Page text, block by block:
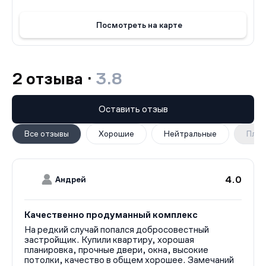
Посмотреть на карте
2 отзыва · 3.8
Все отзывы Хорошие Нейтральные
Оставить отзыв
Андрей 4.0
Качественно продуманный комплекс
На редкий случай попался добросовестный
застройщик. Купили квартиру, хорошая
планировка, прочные двери, окна, высокие
потолки, качество в общем хорошее. Замечаний